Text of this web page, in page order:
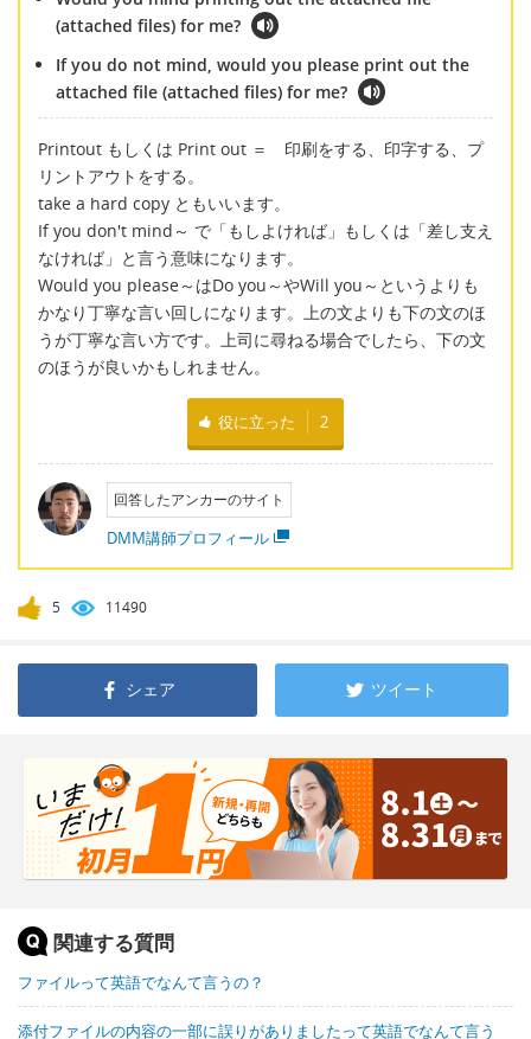
(attached files) for me?
If you do not mind, would you please print out the
attached file (attached files) for me?
Printout もしくは Print out ＝ 印刷をする、印字する、プ
リントアウトをする。
take a hard copy ともいいます。
If you don't mind～ で「もしよければ」もしくは「差し支え
なければ」と言う意味になります。
Would you please～はDo you～やWill you～というよりも
かなり丁寧な言い回しになります。上の文よりも下の文のほ
うが丁寧な言い方です。上司に尋ねる場合でしたら、下の文
のほうが良いかもしれません。
役に立った 2
回答したアンカーのサイト
DMM講師プロフィール
5 11490
シェア ツイート
関連する質問
ファイルって英語でなんて言うの？
添付ファイルの内容の一部に誤りがありましたって英語でなんて言う